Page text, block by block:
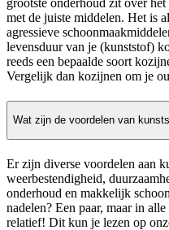
met de juiste middelen. Het is
agressieve
levensduur van je (kunststof)
reeds een bepaalde soort
Vergelijk dan kozijnen om je
Wat zijn de voordelen van
Er zijn diverse voordelen aan
weerbestendigheid,
onderhoud en makkelijk
nadelen? Een paar, maar in
relatief! Dit kun je lezen op